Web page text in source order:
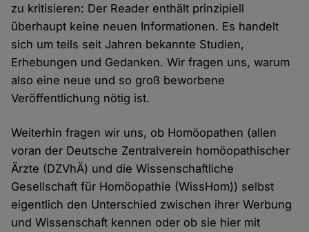
zu kritisieren: Der Reader enthält prinzipiell
überhaupt keine neuen Informationen. Es handelt
sich um teils seit Jahren bekannte Studien,
Erhebungen und Gedanken. Wir fragen uns, warum
also eine neue und so groß beworbene
Veröffentlichung nötig ist.
Weiterhin fragen wir uns, ob Homöopathen (allen
voran der Deutsche Zentralverein homöopathischer
Ärzte (DZVhÄ) und die Wissenschaftliche
Gesellschaft für Homöopathie (WissHom)) selbst
eigentlich den Unterschied zwischen ihrer Werbung
und Wissenschaft kennen oder ob sie hier mit